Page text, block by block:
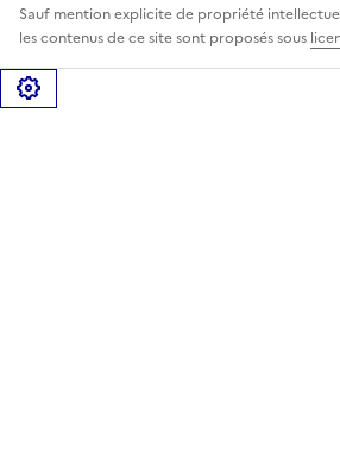
Sauf mention explicite de propriété
les contenus de ce site sont proposés sous
Gérer les cookies